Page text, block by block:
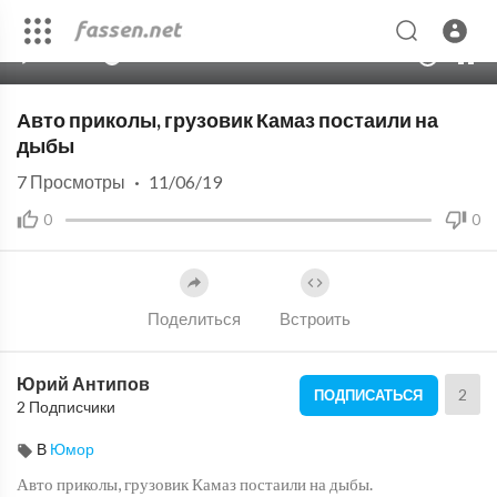
Авто приколы, грузовик Камаз постаили на
дыбы
0 0
7 Просмотры · 11/06/19
Поделиться Встроить
Юрий Антипов
2 Подписчики
ПОДПИСАТЬСЯ 2
В Юмор
Авто приколы, грузовик Камаз постаили на дыбы.